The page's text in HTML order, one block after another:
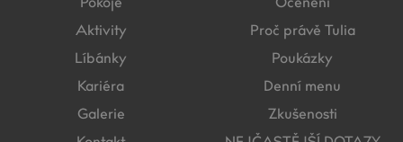
Pokoje
Aktivity
Líbánky
Kariéra
Galerie
Ocenění
Proč právě Tulia
Poukázky
Denní menu
Zkušenosti